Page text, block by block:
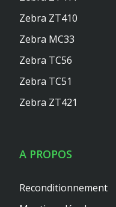
Zebra ZT410
Zebra MC33
Zebra TC56
Zebra TC51
Zebra ZT421
A PROPOS
Reconditionnement